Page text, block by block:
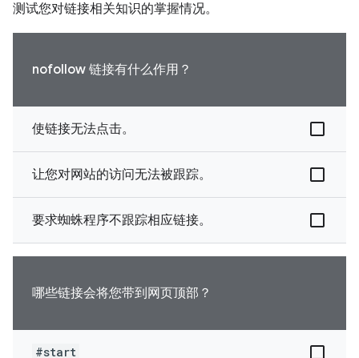
测试您对链接相关知识的掌握情况。
nofollow 链接有什么作用？
使链接无法点击。
让您对网站的访问无法被跟踪。
要求蜘蛛程序不跟踪相应链接。
哪些链接会将您带到网页顶部？
#start